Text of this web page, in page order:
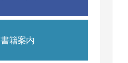
書籍案内